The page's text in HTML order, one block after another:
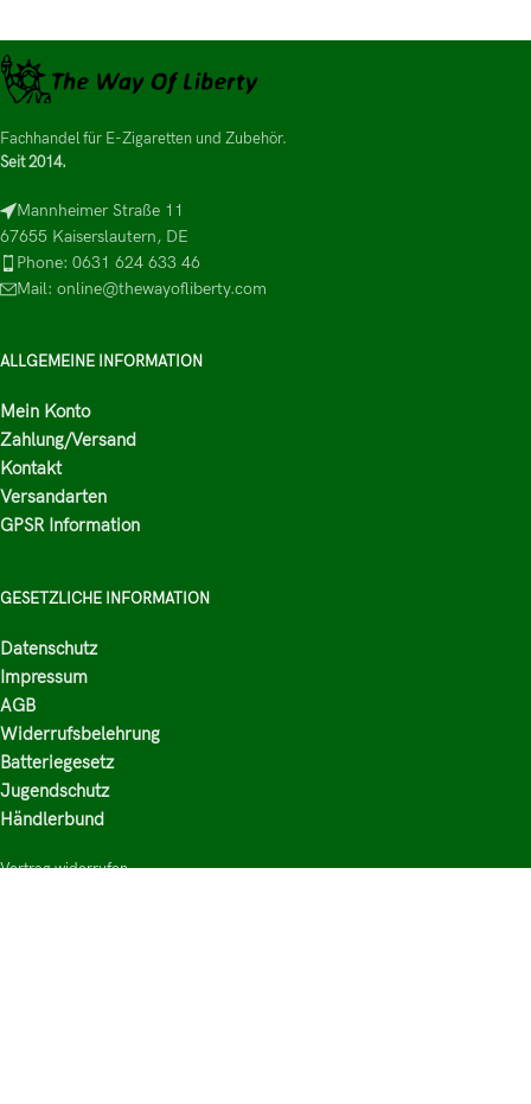
Fachhandel für E-Zigaretten und Zubehör.
Seit 2014.
Mannheimer Straße 11
67655 Kaiserslautern, DE
Phone: 0631 624 633 46
Mail: online@thewayofliberty.com
ALLGEMEINE INFORMATION
Mein Konto
Zahlung/Versand
Kontakt
Versandarten
GPSR Information
GESETZLICHE INFORMATION
Datenschutz
Impressum
AGB
Widerrufsbelehrung
Batteriegesetz
Jugendschutz
Händlerbund
Vertrag widerrufen